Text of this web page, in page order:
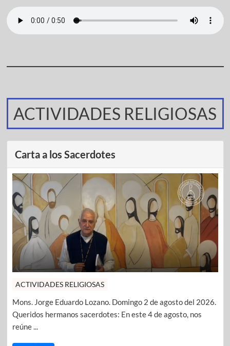
ACTIVIDADES RELIGIOSAS
Carta a los Sacerdotes
ACTIVIDADES RELIGIOSAS
Mons. Jorge Eduardo Lozano. Domingo 2 de agosto del 2026.
Queridos hermanos sacerdotes: En este 4 de agosto, nos
reúne ...